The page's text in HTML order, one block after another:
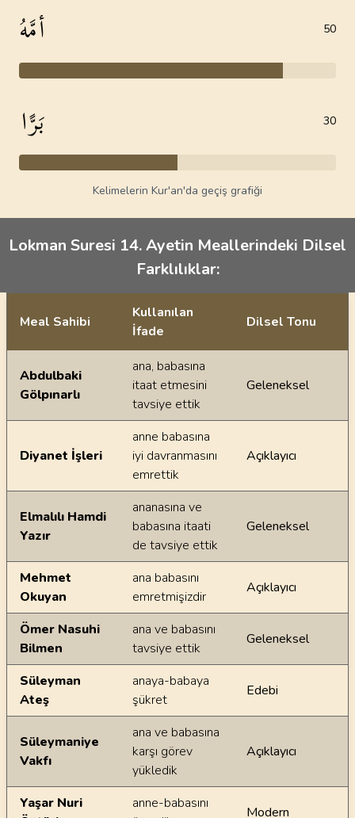
أمَّهُ 50
بَرًّا 30
Kelimelerin Kur'an'da geçiş grafiği
Lokman Suresi 14. Ayetin Meallerindeki Dilsel
Farklılıklar:
Ayetin meallerindeki dilsel farklılıklar
Meal Sahibi
Kullanılan
İfade
Dilsel Tonu
Abdulbaki
Gölpınarlı
ana, babasına
itaat etmesini
tavsiye ettik
Geleneksel
Diyanet İşleri
anne babasına
iyi davranmasını
emrettik
Açıklayıcı
Elmalılı Hamdi
Yazır
ananasına ve
babasına itaati
de tavsiye ettik
Geleneksel
Mehmet
Okuyan
ana babasını
emretmişizdir
Açıklayıcı
Ömer Nasuhi
Bilmen
ana ve babasını
tavsiye ettik
Geleneksel
Süleyman
Ateş
anaya-babaya
şükret
Edebi
Süleymaniye
Vakfı
ana ve babasına
karşı görev
yükledik
Açıklayıcı
Yaşar Nuri
anne-babasını
Modern